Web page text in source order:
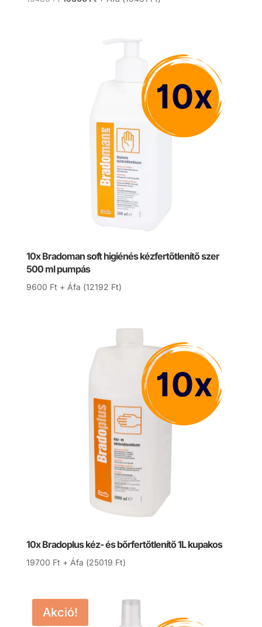
10x Bradoman soft higiénés kézfertőtlenítő szer
500 ml pumpás
9600 Ft + Áfa (12192 Ft)
10x Bradoplus kéz- és bőrfertőtlenítő 1L kupakos
19700 Ft + Áfa (25019 Ft)
Akció!